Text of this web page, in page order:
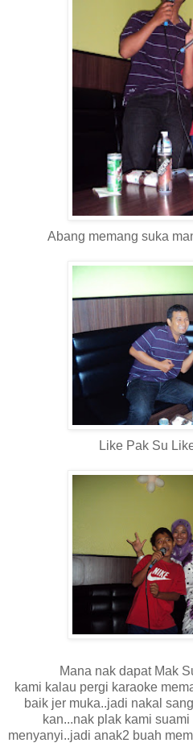
Abang memang suka
Like Pak Su
Mana nak dapat Mak
kami kalau pergi karaoke
baik jer muka..jadi nakal
kan...nak plak kami
menyanyi..jadi anak2 buah